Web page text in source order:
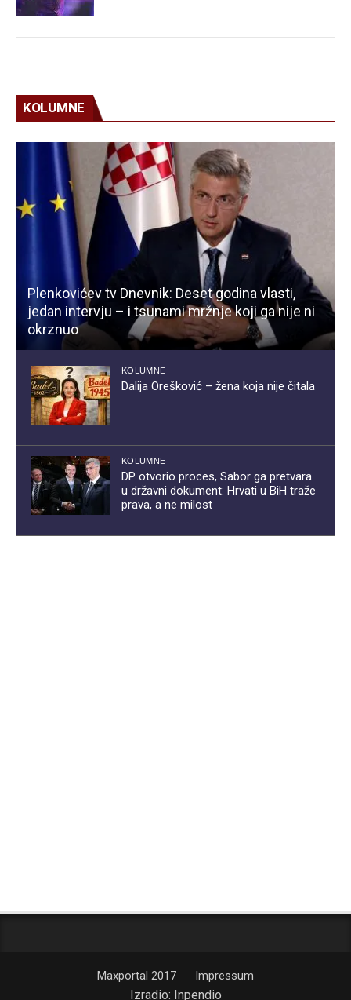
KOLUMNE
Plenkovićev tv Dnevnik: Deset godina vlasti,
jedan intervju – i tsunami mržnje koji ga nije ni
okrznuo
KOLUMNE
Dalija Orešković – žena koja nije čitala
KOLUMNE
DP otvorio proces, Sabor ga pretvara
u državni dokument: Hrvati u BiH traže
prava, a ne milost
Maxportal 2017 Impressum
Izradio: Inpendio